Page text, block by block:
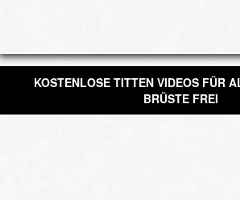
KOSTENLOSE TITTEN VIDEOS FÜR
BRÜSTE FREI